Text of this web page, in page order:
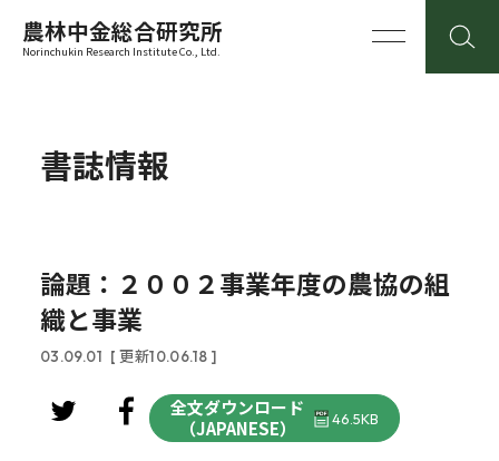
農林中金総合研究所
Norinchukin Research Institute Co., Ltd.
書誌情報
論題：２００２事業年度の農協の組
織と事業
03.09.01 [ 更新10.06.18 ]
全文ダウンロード
（JAPANESE）
46.5KB